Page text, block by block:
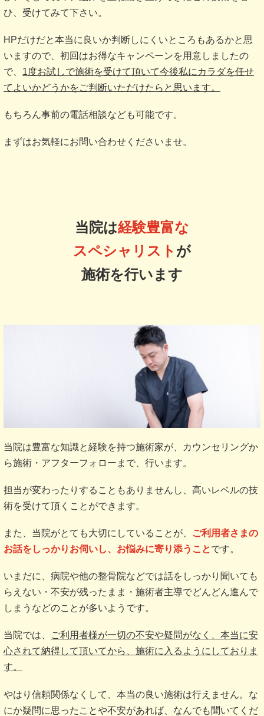
ひ、受けてみて下さい。
HPだけだと本当に良いか判断しにくいところもあるかと思
いますので、初回はお得なキャンペーンを用意しましたの
で、 1度お試しで施術を受けて頂いて今後私にカラダを任せ
てよいかどうかをご判断いただけたらと思います。
もちろん事前の電話相談なども可能です。
まずはお気軽にお問い合わせくださいませ。
当院は経験豊富な
スペシャリスト が
施術を行います
当院は豊富な知識と経験を持つ施術家が、カウンセリングか
ら施術・アフターフォローまで、行います。
担当が変わったりすることもありませんし、高いレベルの技
術を受けて頂くことができます。
また、当院がとても大切にしていることが、
ご利用者さまの
お話をしっかりお伺いし、お悩みに寄り添うことです。
いまだに、病院や他の整骨院などでは話をしっかり聞いても
らえない・不安が残ったまま・施術者主導でどんどん進んで
しまうなどのことが多いようです。
当院では、
ご利用者様が一切の不安や疑問がなく、本当に安
心されて納得して頂いてから、施術に入るようにしておりま
す。
やはり信頼関係なくして、本当の良い施術は行えません。な
にか疑問に思ったことや不安があれば、なんでも聞いてくだ